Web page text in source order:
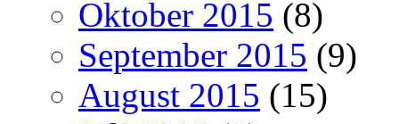
Oktober 2015 (8)
September 2015 (9)
August 2015 (15)